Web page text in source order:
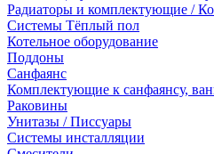
Радиаторы и комплектующие /
Системы Тёплый пол
Котельное оборудование
Поддоны
Санфаянс
Комплектующие к санфаянсу,
Раковины
Унитазы / Писсуары
Системы инсталляции